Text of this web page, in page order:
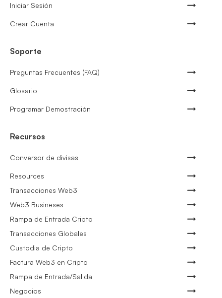
Iniciar Sesión
Crear Cuenta
Soporte
Preguntas Frecuentes (FAQ)
Glosario
Programar Demostración
Recursos
Conversor de divisas
Resources
Transacciones Web3
Web3 Busineses
Rampa de Entrada Cripto
Transacciones Globales
Custodia de Cripto
Factura Web3 en Cripto
Rampa de Entrada/Salida
Negocios